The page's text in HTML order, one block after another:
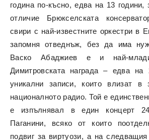
година по-късно, едва на 13
отличие Брюкселската
свири с най-известните оркестри в
запомня отведнъж, без да има
Васко Абаджиев е и най-
Димитровската награда – едва на
уникални записи, които влизат
националното радио. Той е
е изпълнявал в един концерт
Паганини, всяко от които
подвиг за виртуози, а на